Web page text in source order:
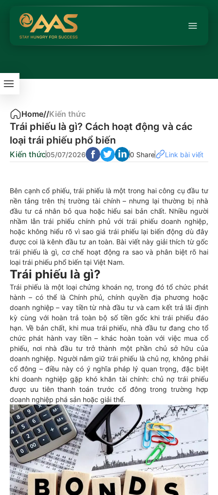
Home//Kiến thức
Trái phiếu là gì? Cách hoạt động và các
loại trái phiếu phổ biến
Kiến thức05/07/2026 0 Share Link bài viết
Bên cạnh cổ phiếu, trái phiếu là một trong hai công cụ đầu tư
nền tảng trên thị trường tài chính – nhưng lại thường bị nhà
đầu tư cá nhân bỏ qua hoặc hiểu sai bản chất. Nhiều người
nhầm lẫn trái phiếu chính phủ với trái phiếu doanh nghiệp,
hoặc không hiểu rõ vì sao giá trái phiếu lại biến động dù đây
được coi là kênh đầu tư an toàn. Bài viết này giải thích từ gốc
trái phiếu là gì, cơ chế hoạt động ra sao và phân biệt rõ hai
loại trái phiếu phổ biến tại Việt Nam.
Trái phiếu là gì?
Trái phiếu là một loại chứng khoán nợ, trong đó tổ chức phát
hành – có thể là Chính phủ, chính quyền địa phương hoặc
doanh nghiệp – vay tiền từ nhà đầu tư và cam kết trả lãi định
kỳ cùng với hoàn trả toàn bộ số tiền gốc khi trái phiếu đáo
hạn. Về bản chất, khi mua trái phiếu, nhà đầu tư đang cho tổ
chức phát hành vay tiền – khác hoàn toàn với việc mua cổ
phiếu, nơi nhà đầu tư trở thành một phần chủ sở hữu của
doanh nghiệp. Người nắm giữ trái phiếu là chủ nợ, không phải
cổ đông – điều này có ý nghĩa pháp lý quan trọng, đặc biệt
khi doanh nghiệp gặp khó khăn tài chính: chủ nợ trái phiếu
được ưu tiên thanh toán trước cổ đông trong trường hợp
doanh nghiệp phá sản hoặc giải thể.